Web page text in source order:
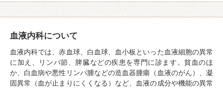
血液内科について
血液内科では、赤血球、白血球、血小板といった血液細胞の異常
に加え、リンパ節、脾臓などの疾患を専門に診ます。貧血のほ
か、白血病や悪性リンパ腫などの造血器腫瘍（血液のがん）、凝
固異常（血が止まりにくくなる）など、血液の成分や機能の異常